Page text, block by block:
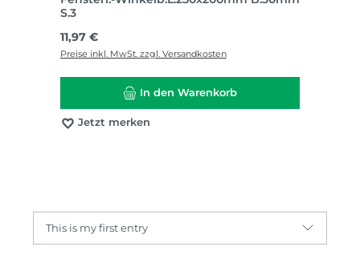
S.3
Regulärer Preis:
11,97 €
Preise inkl. MwSt. zzgl. Versandkosten
In den Warenkorb
Jetzt merken
This is my first entry